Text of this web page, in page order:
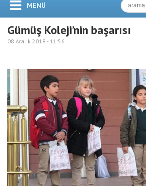
MENÜ
Gümüş Koleji’nin başarısı
08 Aralık 2018 - 11:56